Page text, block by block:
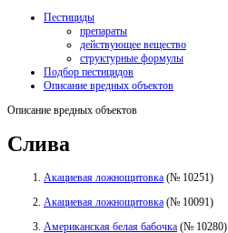
Пестициды
препараты
действующее вещество
структурные формулы
Подбор пестицидов
Описание вредных объектов
Описание вредных объектов
Слива
Акациевая ложнощитовка (№ 10251)
Акациевая ложнощитовка (№ 10091)
Американская белая бабочка (№ 10280)